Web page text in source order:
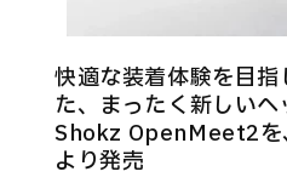
快適な装着体験を目
た、まったく新しいヘ
Shokz OpenMeet2
より発売